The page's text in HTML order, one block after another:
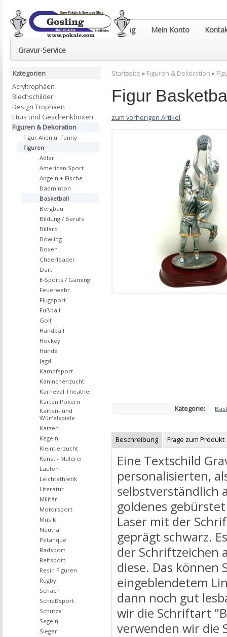
Euro-Pokale & Gravur-Shop Gosling Mein Konto
Gravur-Service
Startseite » Figuren & Dekoration »
Figur
zum vorherigen Artikel
Kategorie:
Beschreibung Frage zum Produkt
Eine Textschild
personalisierten,
selbstverständlich
goldenes
Laser mit der
geprägt schwarz.
der Schriftzeichen
diese. Das können
eingeblendetem
dann noch gut
wir die Schriftart
verwenden wir
Kategorien
Acryltrophäen
Blechschilder
Design Trophäen
Etuis und Geschenkboxen
Figuren & Dekoration
Figur Alien u. Funny
Figuren
Adler
American Sport
Angeln + Fische
Badminton
Basketball
Bergbau
Bildung / Berufe
Billard
Bowling
Boxen
Cheerleader
Dart
E-Sports / Gaming
Feuerwehr
Flugsport
Fußball
Golf
Handball
Hockey
Hunde
Jagd
Kampfsport
Kaninchenzucht
Karneval Theather
Karten Pokern
Karten- und
Würfelspiele
Katzen
Kegeln
Kleintierzucht
Kunst - Malerei
Laufen
Leichtathletik
Literatur
Militär
Motorsport
Musik
Neutral
Petanque
Radsport
Reitsport
Resin Figuren
Rugby
Schach
Schießsport
Schütze
Segeln
Sieger